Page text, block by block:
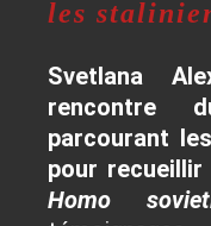
les
Svetlana
rencontre
parcourant
pour
Homo